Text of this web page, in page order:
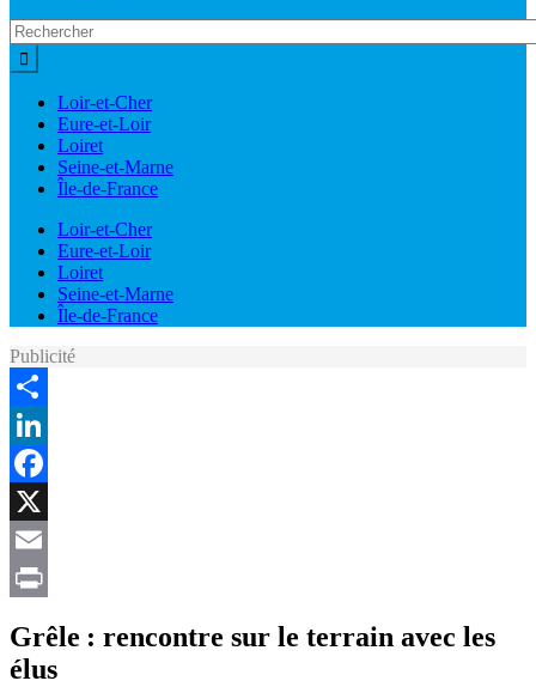
Loir-et-Cher
Eure-et-Loir
Loiret
Seine-et-Marne
Île-de-France
Loir-et-Cher
Eure-et-Loir
Loiret
Seine-et-Marne
Île-de-France
Publicité
Share
LinkedIn
Facebook
X
Email
Grêle : rencontre sur le terrain avec les
élus